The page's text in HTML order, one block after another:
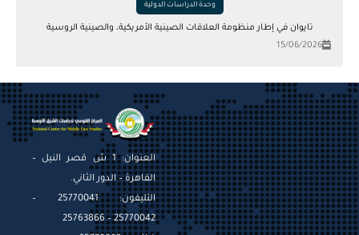
وحدة الدراسات الدولية
تايوان في إطار منظومة العلاقات الصينية الأمريكية، والصينية الروسية
15/06/2026
العنوان: 1 ش قصر النيل –
القاهرة – الدور الثاني.
التليفون: 25770041 –
25770042 – 25763866